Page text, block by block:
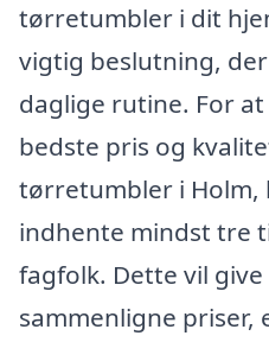
tørretumbler i dit
vigtig beslutning,
daglige rutine. For
bedste pris og
tørretumbler i Holm,
indhente mindst tre
fagfolk. Dette vil
sammenligne priser,